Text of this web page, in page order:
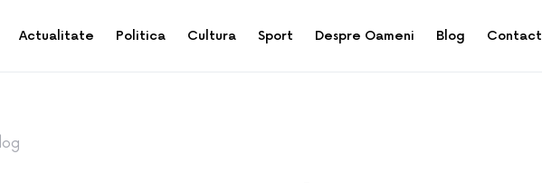
Actualitate Politica Cultura Sport Despre Oameni Blog Contact